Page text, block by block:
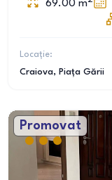
69.00 m
Locație:
Craiova, Piața Gării
Promovat